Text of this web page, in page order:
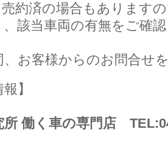
約済の場合もあります
該当車両の有無をご確
、お客様からのお問合せ
報】
所 働く車の専門店